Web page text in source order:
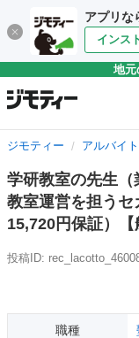
アプリな
インス
地元
ジモティー アルバイト
学研教室の先生
教室運営を担うセ
15,720円保証）【
投稿ID:
職種